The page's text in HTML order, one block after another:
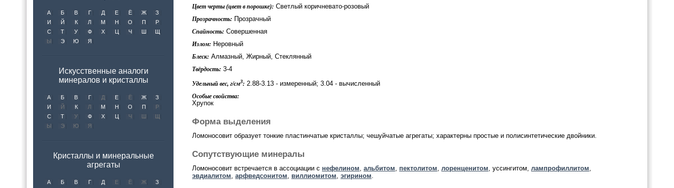
А Б В Г Д Е Ё Ж
З
И
Й К Л М Н О П
Р
С
Т У Ф Х Ц Ч Ш
Щ
Ы
Э Ю Я
Искусственные аналоги
минералов и кристаллы
А Б В Г Д Е Ё Ж
З
И
Й К Л М Н О П
Р
С
Т У Ф Х Ц Ч Ш
Щ
Ы
Э Ю Я
Кристаллы и минеральные
агрегаты
А Б В Г Д Е Ё Ж
З
Цвет черты (цвет в порошке): Светлый коричневато-розовый
Прозрачность: Прозрачный
Спайность: Совершенная
Излом: Неровный
Блеск: Алмазный, Жирный, Стеклянный
Твёрдость: 3-4
Удельный вес, г/см3: 2.88-3.13 - измеренный; 3.04 - вычисленный
Особые свойства:
Хрупок
Форма выделения
Ломоносовит образует тонкие пластинчатые кристаллы; чешуйчатые агрегаты; характерны простые и полисинтетические двойники.
Сопутствующие минералы
Ломоносовит встречается в ассоциации с нефелином альбитом пектолитом лоренценитом , уссингитом, лампрофиллитом
эвдиалитом арфведсонитом виллиомитом эгирином